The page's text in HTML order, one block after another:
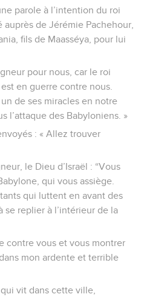
parole à l’intention du roi
de Jérémie Pachehour,
fils de Maasséya, pour lui
pour nous, car le roi
en guerre contre nous.
de ses miracles en notre
l’attaque des Babyloniens. »
: « Allez trouver
le Dieu d’Israël : “Vous
qui vous assiège.
qui luttent en avant des
se replier à l’intérieur de la
contre vous et vous montrer
mon ardente et terrible
vit dans cette ville,